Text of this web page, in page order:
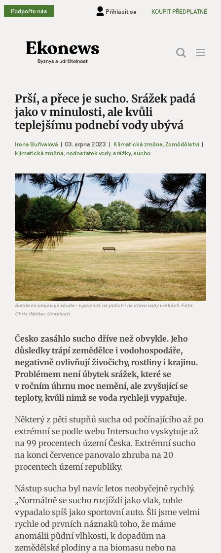
Přeskočit
na
Podpořte nás Přihlásit se KOUPIT PŘEDPLATNÉ
Prší, a přece je sucho. Srážek padá
jako v minulosti, ale kvůli
teplejšímu podnebí vody ubývá
Irena Buřívalová | 03. srpna 2023 | Klimatická změna, Zemědělství |
klimatická změna, nedostatek vody, srážky, sucho
Zobrazit
větší
obrázek
Sucho se projevuje všude - v parcích, na polích i na stavu vody v řekách. Foto:
Chris Weiher, Unsplash
Česko zasáhlo sucho dříve než obvykle. Jeho
důsledky trápí zemědělce i vodohospodáře,
negativně ovlivňují živočichy, rostliny i krajinu.
Problémem není úbytek srážek, které se
v ročním úhrnu moc nemění, ale zvyšující se
teploty, kvůli nimž se voda rychleji vypařuje.
Některý z pěti stupňů sucha od počínajícího až po
extrémní se podle webu Intersucho vyskytuje až
na 99 procentech území Česka. Extrémní sucho
na konci července panovalo zhruba na 20
procentech území republiky.
Nástup sucha byl navíc letos neobyčejně rychlý.
„Normálně se sucho rozjíždí jako vlak, tohle
vypadalo spíš jako sportovní auto. Šli jsme velmi
rychle od prvních náznaků toho, že máme
anomálii půdní vlhkosti, k dopadům na
zemědělské plodiny a na biomasu nebo na